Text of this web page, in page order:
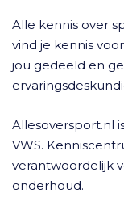
Alle kennis over
vind je kennis
jou gedeeld en
Allesoversport.nl
VWS.
verantwoordelijk
onderhoud.